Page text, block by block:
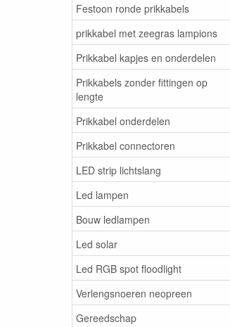
Festoon ronde prikkabels
prikkabel met zeegras lampions
Prikkabel kapjes en onderdelen
Prikkabels zonder fittingen op
lengte
Prikkabel onderdelen
Prikkabel connectoren
LED strip lichtslang
Led lampen
Bouw ledlampen
Led solar
Led RGB spot floodlight
Verlengsnoeren neopreen
Gereedschap